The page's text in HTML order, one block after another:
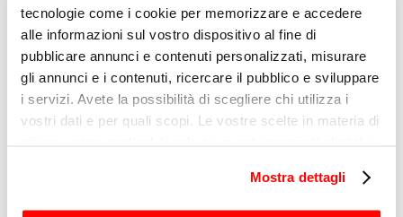
tecnologie come i cookie per memorizzare e accedere
alle informazioni sul vostro dispositivo al fine di
pubblicare annunci e contenuti personalizzati, misurare
gli annunci e i contenuti, ricercare il pubblico e sviluppare
i servizi. Avete la possibilità di scegliere chi utilizza i
vostri dati e per quali scopi. Le vostre scelte in materia di
modificare o revocare il proprio consenso in qualsiasi
momento dalla Dichiarazione sui cookie o facendo clic
Mostra dettagli
VLEESVERWERKING
SO 2400 INOX
SO 3100 INOX